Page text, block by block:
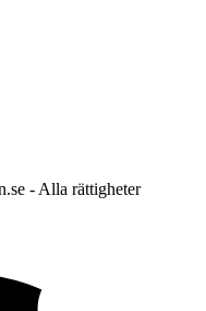
- Alla rättigheter